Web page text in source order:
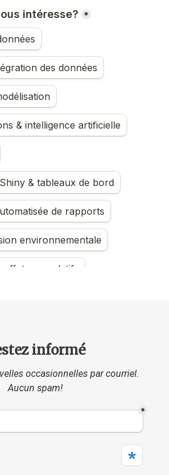
informé
occasionnelles par courriel.
Aucun spam!